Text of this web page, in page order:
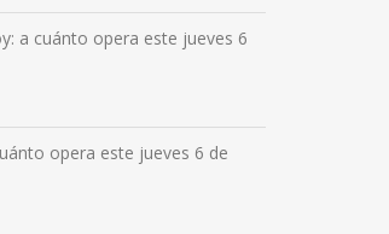
a cuánto opera este jueves 6
opera este jueves 6 de